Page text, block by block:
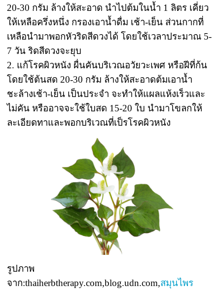
20-30 กรัม ล้างให้สะอาด นำไปต้มในน้ำ 1 ลิตร เคี่ยว
ให้เหลือครึ่งหนึ่ง กรองเอาน้ำดื่ม เช้า-เย็น ส่วนกากที่
เหลือนำมาพอกหัวริดสีดวงได้ โดยใช้เวลาประมาณ 5-
7 วัน ริดสีดวงจะยุบ
2. แก้โรคผิวหนัง ผื่นคันบริเวณอวัยวะเพศ หรือฝีที่ก้น
โดยใช้ต้นสด 20-30 กรัม ล้างให้สะอาดต้มเอาน้ำ
ชะล้างเช้า-เย็น เป็นประจำ จะทำให้แผลแห้งเร็วและ
ไม่คัน หรืออาจจะใช้ใบสด 15-20 ใบ นำมาโขลกให้
ละเอียดทาและพอกบริเวณที่เป็รโรคผิวหนัง
รูปภาพ
จาก:thaiherbtherapy.com,blog.udn.com,สมุนไพร